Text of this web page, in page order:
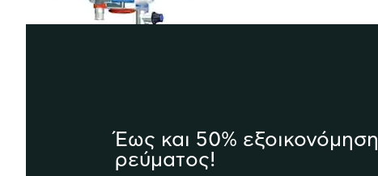
Έως και 50% εξοικονόμηση
ρεύματος!